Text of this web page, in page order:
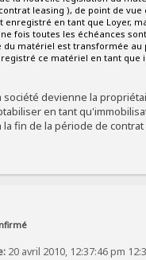
leasing ), de point de vue
enregistré en tant que Loyer,
fois toutes les échéances
du matériel est transformée au
ce matériel en tant
société devienne la
en tant
la fin de la période de
20 avril 2010, 12:37:46 pm